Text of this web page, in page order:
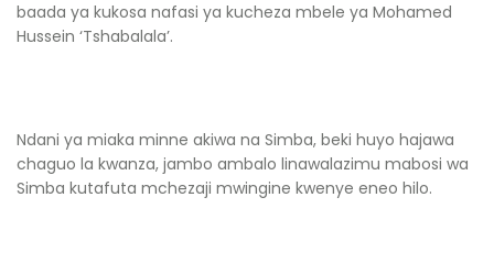
baada ya kukosa nafasi ya kucheza mbele ya Mohamed
Hussein ‘Tshabalala’.
Ndani ya miaka minne akiwa na Simba, beki huyo hajawa
chaguo la kwanza, jambo ambalo linawalazimu mabosi wa
Simba kutafuta mchezaji mwingine kwenye eneo hilo.